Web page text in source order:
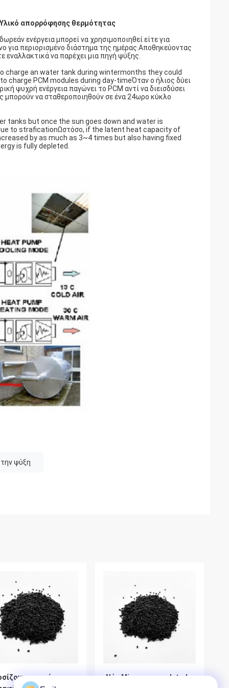
απορρόφησης θερμότητας
ενέργεια μπορεί να χρησιμοποιηθεί είτε για
για περιορισμένο διάστημα της ημέρας.Αποθηκεύοντας
εναλλακτικά να παρέχει μια πηγή ψύξης.
charge an water tank during wintermonths they could
PCM modules during day-timeΌταν ο ήλιος δύει
ψυχρή ενέργεια παγώνει το PCM αντί να διεισδύσει
να σταθεροποιηθούν σε ένα 24ωρο κύκλο
tanks but once the sun goes down and water is
to straficationΩστόσο, if the latent heat capacity of
by as much as 3~4 times but also having fixed
is fully depleted.
ψύξη
κερί
Νέα Microencapsulated